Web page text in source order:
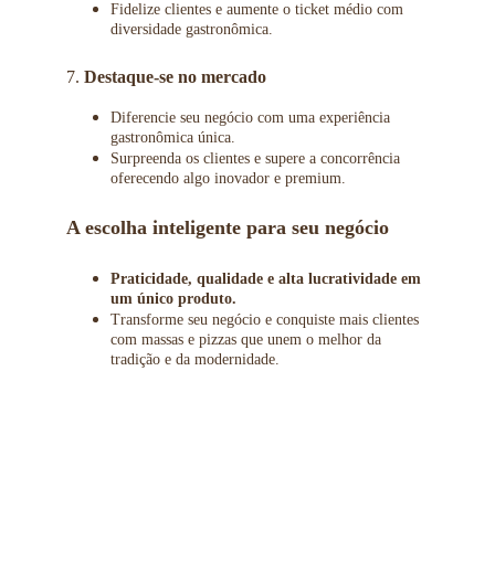
Fidelize clientes e aumente o ticket médio com
diversidade gastronômica.
7. Destaque-se no mercado
Diferencie seu negócio com uma experiência
gastronômica única.
Surpreenda os clientes e supere a concorrência
oferecendo algo inovador e premium.
A escolha inteligente para seu negócio
Praticidade, qualidade e alta lucratividade em
um único produto.
Transforme seu negócio e conquiste mais clientes
com massas e pizzas que unem o melhor da
tradição e da modernidade.